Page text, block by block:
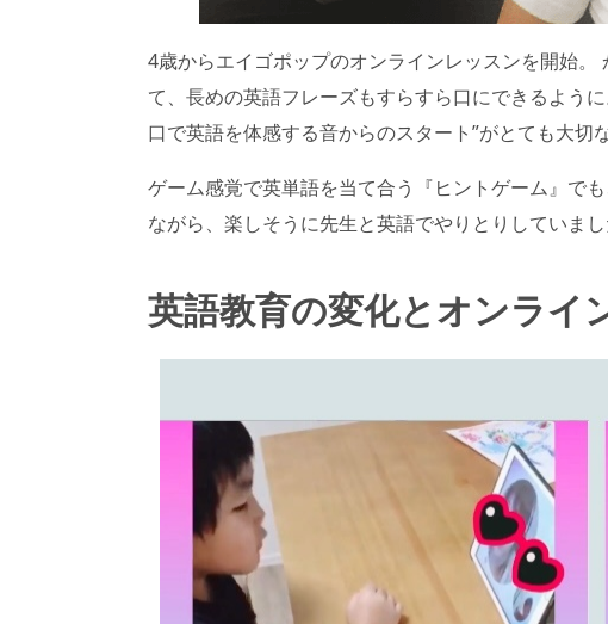
4歳からエイゴポップのオンラインレッスンを開始。
て、長めの英語フレーズもすらすら口にできるよう
口で英語を体感する音からのスタート”がとても大切
ゲーム感覚で英単語を当て合う『ヒントゲーム』で
ながら、楽しそうに先生と英語でやりとりしていまし
英語教育の変化とオンライ